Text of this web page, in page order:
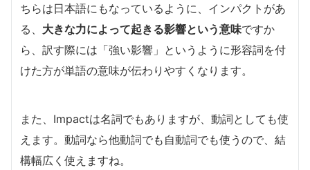
ちらは日本語にもなっているように、インパクトがあ
る、 大きな力によって起きる影響という意味ですか
ら、訳す際には「強い影響」というように形容詞を付
けた方が単語の意味が伝わりやすくなります。
また、Impactは名詞でもありますが、動詞としても使
えます。動詞なら他動詞でも自動詞でも使うので、結
構幅広く使えますね。